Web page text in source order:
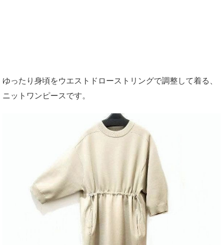
ゆったり身頃をウエストドローストリングで調整して着る、
ニットワンピースです。